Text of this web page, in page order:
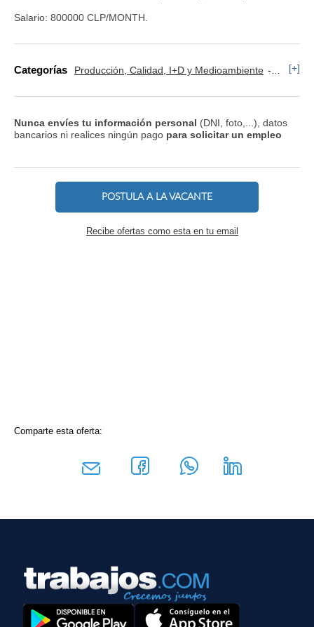
Salario: 800000 CLP/MONTH.
Categorías Producción, Calidad, I+D y Medioambiente [+]
Nunca envíes tu información personal (DNI, foto,...), datos
bancarios ni realices ningún pago para solicitar un empleo
POSTULA A LA VACANTE
Recibe ofertas como esta en tu email
Comparte esta oferta: